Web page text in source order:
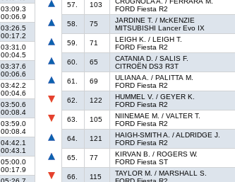
03:09.3
00:06.9
03:26.5
00:17.2
03:31.0
00:04.5
03:37.6
00:06.6
03:42.2
00:04.6
03:50.6
00:08.4
03:59.0
00:08.4
04:42.1
00:43.1
05:00.0
00:17.9
57.
103
FORD Fiesta R2
58.
75
JARDINE T. / McKENZIE
MITSUBISHI Lancer Evo IX
59.
71
LEIGH K. / LEIGH T.
FORD Fiesta R2
60.
65
CATANIA D. / SALIS F.
CITROËN DS3 R3T
61.
69
ULIANA A. / PALITTA M.
FORD Fiesta R2
62.
122
HUMMEL V. / GEYER K.
FORD Fiesta R2
63.
105
NIINEMAE M. / VALTER T.
FORD Fiesta R2
64.
121
HAIGH-SMITH A. / ALDRIDGE J.
FORD Fiesta R2
65.
77
KIRVAN B. / ROGERS W.
FORD Fiesta ST
66.
115
TAYLOR M. / MARSHALL S.